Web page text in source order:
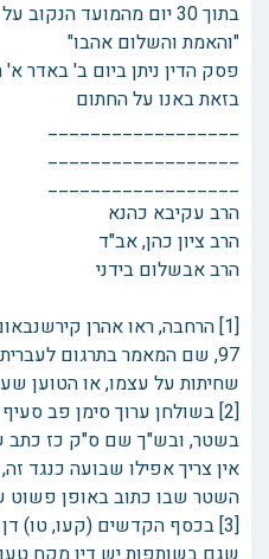
בתוך 30 יום מהמועד הנקוב על פסק הדין.
"והאמת והשלום אהבו"
פסק הדין ניתן ביום ב' באדר א' תשע"ט , 7
בזאת באנו על החתום
__________________
__________________
__________________
הרב עקיבא כהנא
הרב ציון כהן, אב"ד
הרב אבשלום בידני
[1] הרחבה, ראו אהרן
97, שם המאמר בתרגום
שחיתות על עצמו, או הטוען
[2] בשולחן ערוך סימן פב
בשטר, ובש"ך שם ס"ק כז כתב
אין צריך אפילו שבועה כנגד
השטר שבו כתוב באופן פשוט שהוא
[3] בכסף הקדשים (קעו, טו)